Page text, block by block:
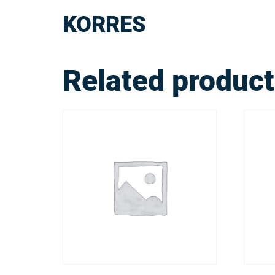
KORRES
Related